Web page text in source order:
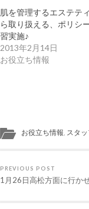
肌を管理するエステテ
ら取り扱える、ポリシ
習実施♪
2013年2月14日
お役立ち情報
お役立ち情報 スタ
PREVIOUS POST
1月26日高松方面に行か